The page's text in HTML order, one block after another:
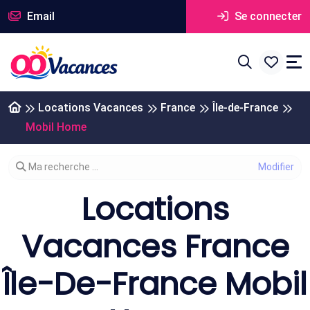
Email Se connecter
Locations Vacances France
Île-de-France
Mobil Home
Modifier votre recherche
Ma recherche ...
Locations
Vacances France
Île-De-France Mobil